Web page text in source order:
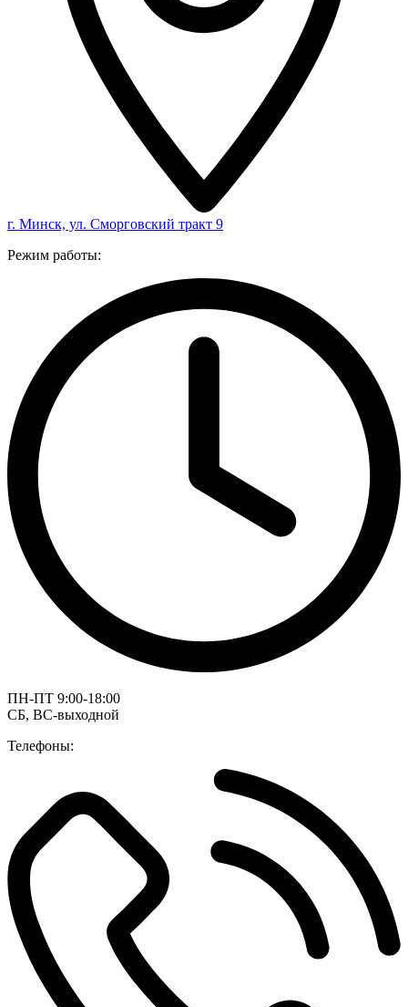
г. Минск, ул. Сморговский тракт 9
Режим работы:
ПН-ПТ 9:00-18:00
СБ, ВС-выходной
Телефоны: